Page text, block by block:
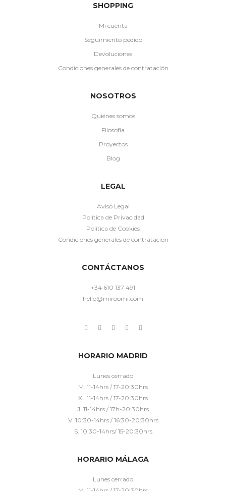
SHOPPING
Mi cuenta
Seguimiento pedido
Devoluciones
Condiciones generales de contratación
NOSOTROS
Quiénes somos
Filosofía
Proyectos
Blog
LEGAL
Aviso Legal
Política de Privacidad
Política de Cookies
Condiciones generales de contratación
CONTÁCTANOS
+34 610 137 491
hello@miroomi.com
HORARIO MADRID
Lunes cerrado
M. 11-14hrs / 17-20:30hrs
X. 11-14hrs / 17-20:30hrs
J. 11-14hrs / 17h-20:30hrs
V. 10:30-14hrs / 16:30-20:30hrs
S. 10:30-14hrs/ 15-20:30hrs
HORARIO MÁLAGA
Lunes cerrado